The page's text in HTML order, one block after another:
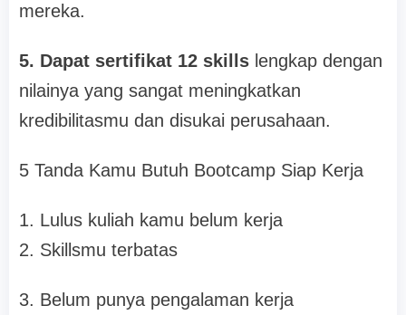
mereka.
5. Dapat sertifikat 12 skills lengkap dengan
nilainya yang sangat meningkatkan
kredibilitasmu dan disukai perusahaan.
5 Tanda Kamu Butuh Bootcamp Siap Kerja
1. Lulus kuliah kamu belum kerja
2. Skillsmu terbatas
3. Belum punya pengalaman kerja